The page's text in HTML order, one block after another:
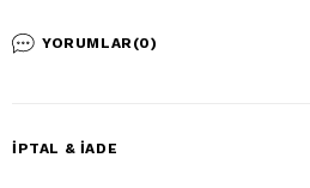
YORUMLAR(0)
İPTAL & İADE